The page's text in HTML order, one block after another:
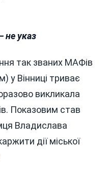
не указ
так званих МАФів
у Вінниці триває
викликала
Показовим став
Владислава
дії міської